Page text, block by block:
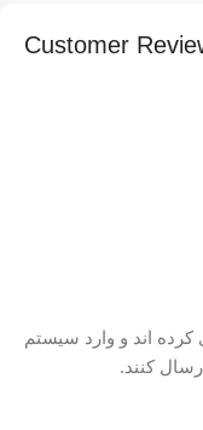
Customer
اند و وارد سیستم
کنند.